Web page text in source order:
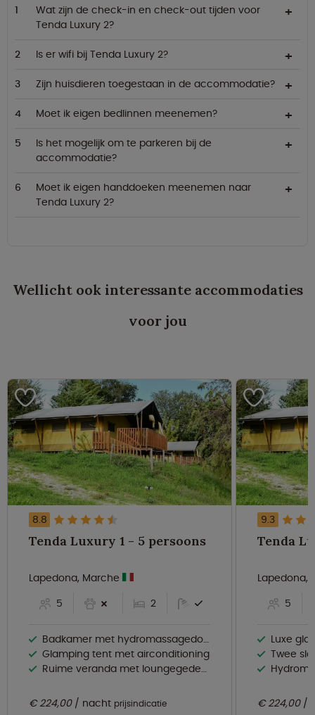
Wat zijn de check-in en check-out tijden voor
Tenda Luxury 2?
Is er wifi bij Tenda Luxury 2?
Zijn huisdieren toegestaan in de accommodatie?
Moet ik eigen bedlinnen meenemen?
Is het mogelijk om te parkeren bij de
accommodatie?
Moet ik eigen handdoeken meenemen naar
Tenda Luxury 2?
Wellicht ook interessante accommodaties
voor jou
8.8
Tenda Luxury 1 - 5 persoons
Lapedona, Marche
5
2
Badkamer met hydromassagedouche
Glamping tent met airconditioning
Ruime veranda met loungegedeelte
€ 224,00 nacht prijsindicatie
9.3
Lapedona,
5
Luxe
Twee
€ 224,00